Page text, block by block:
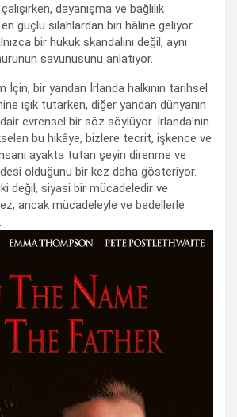
dayanışma ve bağlılık
güçlü silahlardan biri hâline geliyor.
bir hukuk skandalını değil, aynı
savunusunu anlatıyor.
İçin, bir yandan İrlanda halkının tarihsel
ışık tutarken, diğer yandan dünyanın
evrensel bir söz söylüyor. İrlanda'nın
bu hikâye, bizlere tecrit, işkence ve
ayakta tutan şeyin direnme ve
olduğunu bir kez daha gösteriyor.
değil, siyasi bir mücadeledir ve
ancak mücadeleyle ve bedellerle